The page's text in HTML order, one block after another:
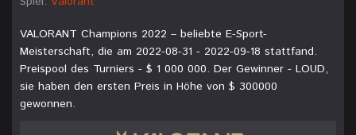
VALORANT Champions 2022 – beliebte E-Sport-
Meisterschaft, die am 2022-08-31 - 2022-09-18 stattfand.
Preispool des Turniers - $ 1 000 000. Der Gewinner - LOUD,
sie haben den ersten Preis in Höhe von $ 300000
gewonnen.